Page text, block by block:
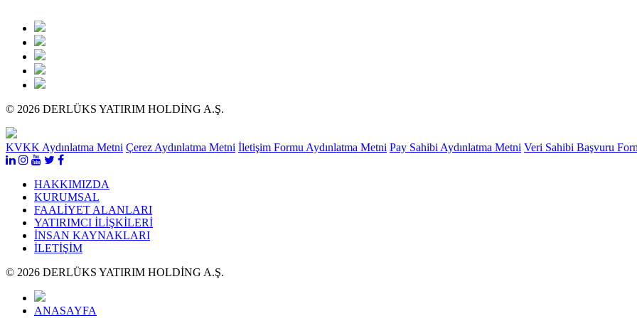
© 2026 DERLÜKS YATIRIM HOLDİNG A.Ş.
KVKK Aydınlatma Metni Çerez Aydınlatma Metni İletişim Formu Aydınlatma Metni Pay Sahibi Aydınlatma Metni Veri Sahibi Başvuru
HAKKIMIZDA
KURUMSAL
FAALİYET ALANLARI
YATIRIMCI İLİŞKİLERİ
İNSAN KAYNAKLARI
İLETİŞİM
© 2026 DERLÜKS YATIRIM HOLDİNG A.Ş.
ANASAYFA